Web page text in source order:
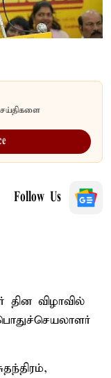
Follow Us
தின விழாவில்